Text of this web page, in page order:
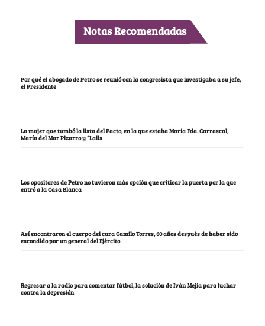
Notas Recomendadas
Por qué el abogado de Petro se reunió con la congresista que investigaba a su jefe,
el Presidente
La mujer que tumbó la lista del Pacto, en la que estaba María Fda. Carrascal,
María del Mar Pizarro y “Lalis
Los opositores de Petro no tuvieron más opción que criticar la puerta por la que
entró a la Casa Blanca
Así encontraron el cuerpo del cura Camilo Torres, 60 años después de haber sido
escondido por un general del Ejército
Regresar a la radio para comentar fútbol, la solución de Iván Mejía para luchar
contra la depresión